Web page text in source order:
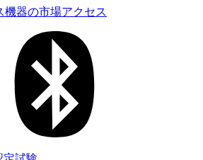
機器の市場アクセス